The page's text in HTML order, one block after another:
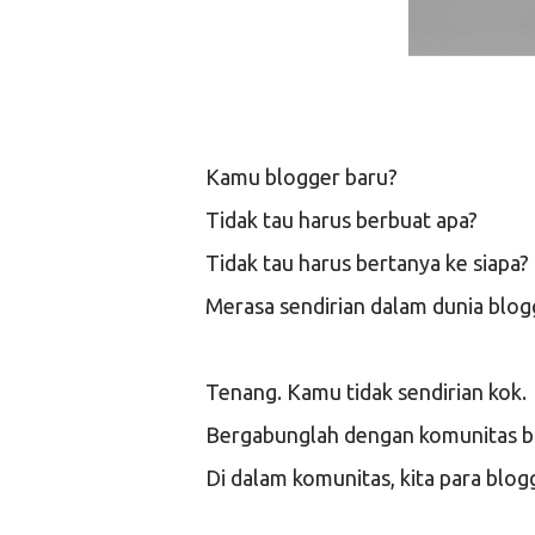
Kamu blogger baru?
Tidak tau harus berbuat apa?
Tidak tau harus bertanya ke siapa?
Merasa sendirian dalam dunia
Tenang. Kamu tidak sendirian kok.
Bergabunglah dengan komunitas
Di dalam komunitas, kita para